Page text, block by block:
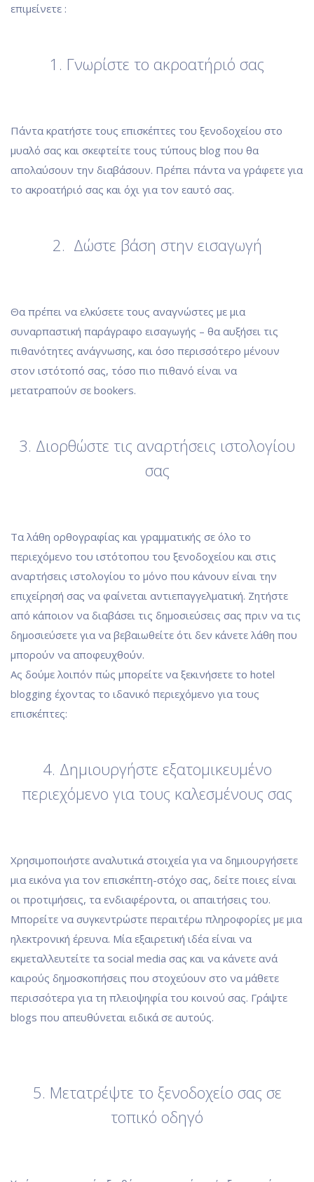
επιμείνετε :
1. Γνωρίστε το ακροατήριό σας
Πάντα κρατήστε τους επισκέπτες του ξενοδοχείου στο
μυαλό σας και σκεφτείτε τους τύπους blog που θα
απολαύσουν την διαβάσουν. Πρέπει πάντα να γράφετε για
το ακροατήριό σας και όχι για τον εαυτό σας.
2. Δώστε βάση στην εισαγωγή
Θα πρέπει να ελκύσετε τους αναγνώστες με μια
συναρπαστική παράγραφο εισαγωγής – θα αυξήσει τις
πιθανότητες ανάγνωσης, και όσο περισσότερο μένουν
στον ιστότοπό σας, τόσο πιο πιθανό είναι να
μετατραπούν σε bookers.
3. Διορθώστε τις αναρτήσεις ιστολογίου
σας
Τα λάθη ορθογραφίας και γραμματικής σε όλο το
περιεχόμενο του ιστότοπου του ξενοδοχείου και στις
αναρτήσεις ιστολογίου το μόνο που κάνουν είναι την
επιχείρησή σας να φαίνεται αντιεπαγγελματική. Ζητήστε
από κάποιον να διαβάσει τις δημοσιεύσεις σας πριν να τις
δημοσιεύσετε για να βεβαιωθείτε ότι δεν κάνετε λάθη που
μπορούν να αποφευχθούν.
Ας δούμε λοιπόν πώς μπορείτε να ξεκινήσετε το hotel
blogging έχοντας το ιδανικό περιεχόμενο για τους
επισκέπτες:
4. Δημιουργήστε εξατομικευμένο
περιεχόμενο για τους καλεσμένους σας
Χρησιμοποιήστε αναλυτικά στοιχεία για να δημιουργήσετε
μια εικόνα για τον επισκέπτη-στόχο σας, δείτε ποιες είναι
οι προτιμήσεις, τα ενδιαφέροντα, οι απαιτήσεις του.
Μπορείτε να συγκεντρώστε περαιτέρω πληροφορίες με μια
ηλεκτρονική έρευνα. Μία εξαιρετική ιδέα είναι να
εκμεταλλευτείτε τα social media σας και να κάνετε ανά
καιρούς δημοσκοπήσεις που στοχεύουν στο να μάθετε
περισσότερα για τη πλειοψηφία του κοινού σας. Γράψτε
blogs που απευθύνεται ειδικά σε αυτούς.
5. Μετατρέψτε το ξενοδοχείο σας σε
τοπικό οδηγό